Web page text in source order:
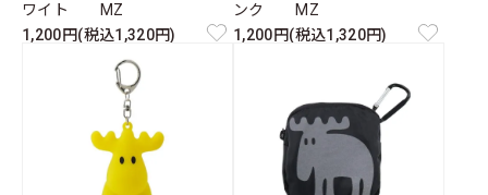
ワイト MZ
1,200円(税込1,320円)
ンク MZ
1,200円(税込1,320円)